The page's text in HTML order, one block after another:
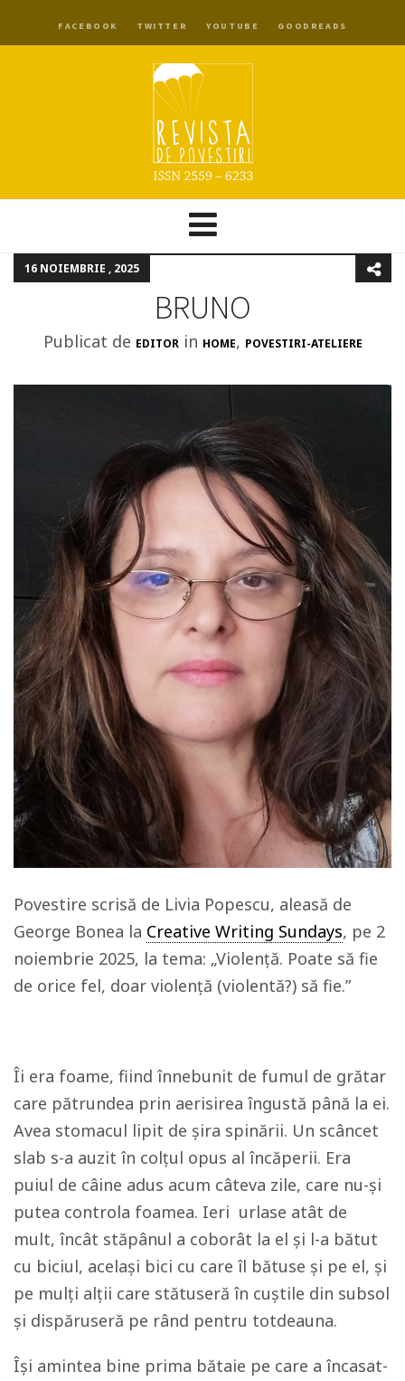
FACEBOOK TWITTER YOUTUBE GOODREADS
16 NOIEMBRIE , 2025
BRUNO
Publicat de EDITOR in HOME, POVESTIRI-ATELIERE
Povestire scrisă de Livia Popescu, aleasă de
George Bonea la Creative Writing Sundays, pe 2
noiembrie 2025, la tema: „Violență. Poate să fie
de orice fel, doar violență (violentă?) să fie.”
Îi era foame, fiind înnebunit de fumul de grătar
care pătrundea prin aerisirea îngustă până la ei.
Avea stomacul lipit de șira spinării. Un scâncet
slab s-a auzit în colțul opus al încăperii. Era
puiul de câine adus acum câteva zile, care nu-și
putea controla foamea. Ieri urlase atât de
mult, încât stăpânul a coborât la el și l-a bătut
cu biciul, același bici cu care îl bătuse și pe el, și
pe mulți alții care stătuseră în cuștile din subsol
și dispăruseră pe rând pentru totdeauna.
Își amintea bine prima bătaie pe care a încasat-